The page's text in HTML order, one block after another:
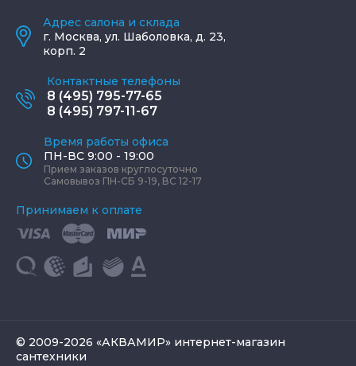
Адрес салона и склада
г. Москва, ул. Шаболовка, д. 23,
корп. 2
Контактные телефоны
8 (495) 795-77-65
8 (495) 797-11-67
Время работы офиса
ПН-ВС 9:00 - 19:00
Прием заказов круглосуточно
Самовывоз ПН-СБ 9-19, ВС 12-17
Принимаем к оплате
© 2009-2026 «АКВАМИР» интернет-магазин
сантехники